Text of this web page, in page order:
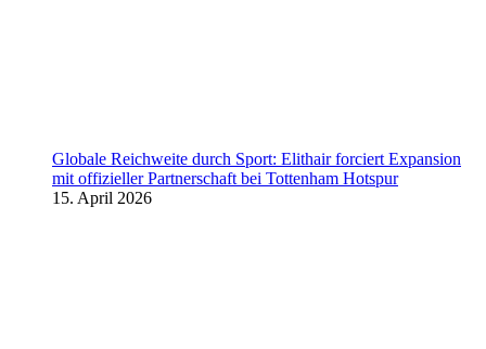
Globale Reichweite durch Sport: Elithair forciert Expansion
mit offizieller Partnerschaft bei Tottenham Hotspur
15. April 2026